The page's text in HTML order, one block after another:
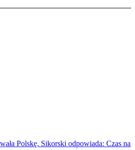
Polskę. Sikorski odpowiada: Czas na